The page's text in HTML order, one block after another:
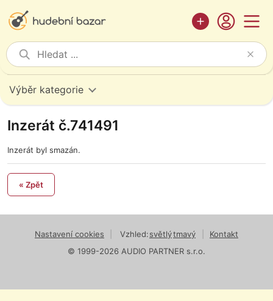
Výběr kategorie
Inzerát č.741491
Inzerát byl smazán.
« Zpět
Nastavení cookies Vzhled:světlýtmavý
Kontakt
© 1999-2026 AUDIO PARTNER s.r.o.